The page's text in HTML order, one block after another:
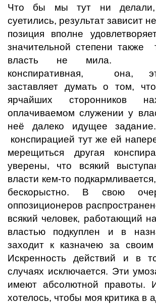
Что бы мы тут ни
суетились, результат зависит
позиция вполне
значительной степени также
власть не мила.
конспиративная, она,
заставляет думать о том,
ярчайших сторонников
оплачиваемом служении у
неё далеко идущее
конспирацией тут же ей
мерещиться другая
уверены, что всякий
власти кем-то
бескорыстно. В свою
оппозиционеров
всякий человек, работающий
властью подкуплен и в
заходит к казначею за
Искренность действий и в
случаях исключается. Эти
имеют абсолютной
хотелось, чтобы моя критика в